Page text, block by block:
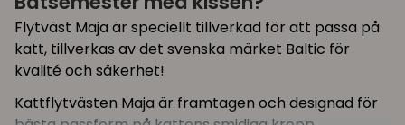
Flytväst Maja är speciellt tillverkad för att passa på
katt, tillverkas av det svenska märket Baltic för
kvalité och säkerhet!
Kattflytvästen Maja är framtagen och designad för